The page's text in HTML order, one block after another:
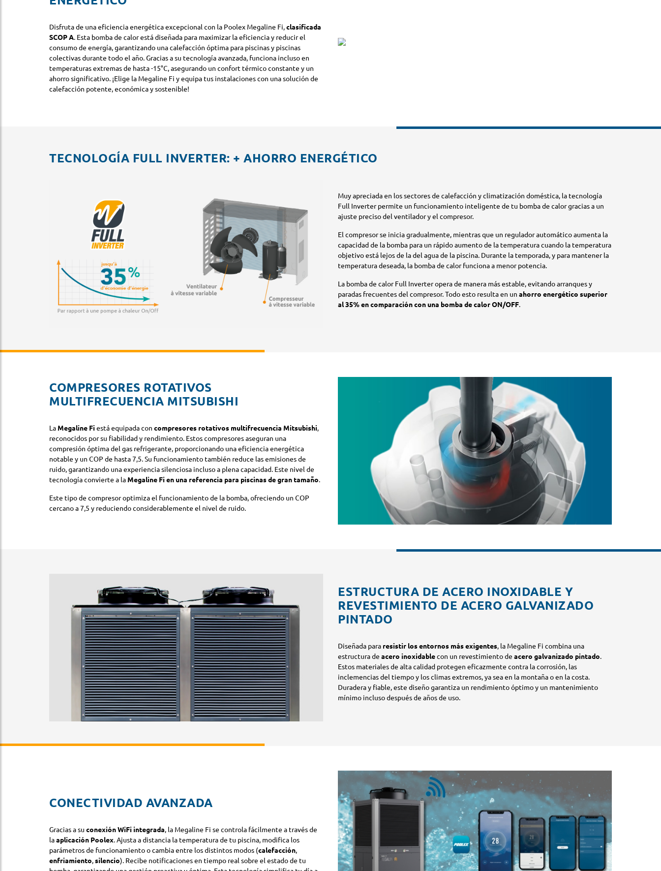
Disfruta de una eficiencia energética excepcional con la Poolex Megaline Fi,clasificada
SCOP A. Esta bomba de calor está diseñada para maximizar la eficiencia y reducir el
consumo de energía, garantizando una calefacción óptima para piscinas y piscinas
colectivas durante todo el año. Gracias a su tecnología avanzada, funciona incluso en
temperaturas extremas de hasta -15°C, asegurando un confort térmico constante y un
ahorro significativo. ¡Elige la Megaline Fi y equipa tus instalaciones con una solución de
calefacción potente, económica y sostenible!
TECNOLOGÍA FULL INVERTER: + AHORRO ENERGÉTICO
Muy apreciada en los sectores de calefacción y climatización doméstica, la tecnología
Full Inverter permite un funcionamiento inteligente de tu bomba de calor gracias a un
ajuste preciso del ventilador y el compresor.
El compresor se inicia gradualmente, mientras que un regulador automático aumenta la
capacidad de la bomba para un rápido aumento de la temperatura cuando la temperatura
objetivo está lejos de la del agua de la piscina. Durante la temporada, y para mantener la
temperatura deseada, la bomba de calor funciona a menor potencia.
La bomba de calor Full Inverter opera de manera más estable, evitando arranques y
paradas frecuentes del compresor. Todo esto resulta en un ahorro energético superior
al 35% en comparación con una bomba de calor ON/OFF
COMPRESORES ROTATIVOS
MULTIFRECUENCIA MITSUBISHI
La Megaline Fiestá equipada con compresores rotativos multifrecuencia Mitsubishi,
reconocidos por su fiabilidad y rendimiento. Estos compresores aseguran una
compresión óptima del gas refrigerante, proporcionando una eficiencia energética
notable y un COP de hasta 7,5. Su funcionamiento también reduce las emisiones de
ruido, garantizando una experiencia silenciosa incluso a plena capacidad. Este nivel de
tecnología convierte a la Megaline Fi en una referencia para piscinas de gran tamaño.
Este tipo de compresor optimiza el funcionamiento de la bomba, ofreciendo un COP
cercano a 7,5 y reduciendo considerablemente el nivel de ruido.
ESTRUCTURA DE ACERO INOXIDABLE Y
REVESTIMIENTO DE ACERO GALVANIZADO
PINTADO
Diseñada para resistir los entornos más exigentes, la Megaline Fi combina una
estructura de acero inoxidablecon un revestimiento de acero galvanizado pintado.
Estos materiales de alta calidad protegen eficazmente contra la corrosión, las
inclemencias del tiempo y los climas extremos, ya sea en la montaña o en la costa.
Duradera y fiable, este diseño garantiza un rendimiento óptimo y un mantenimiento
mínimo incluso después de años de uso.
CONECTIVIDAD AVANZADA
Gracias a su conexión WiFi integrada, la Megaline Fi se controla fácilmente a través de
laaplicación Poolex. Ajusta a distancia la temperatura de tu piscina, modifica los
parámetros de funcionamiento o cambia entre los distintos modos (calefacción,
enfriamiento,silencio). Recibe notificaciones en tiempo real sobre el estado de tu